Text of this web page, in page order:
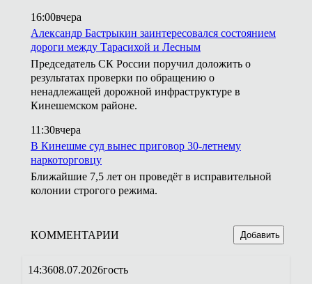
16:00вчера
Александр Бастрыкин заинтересовался состоянием
дороги между Тарасихой и Лесным
Председатель СК России поручил доложить о
результатах проверки по обращению о
ненадлежащей дорожной инфраструктуре в
Кинешемском районе.
11:30вчера
В Кинешме суд вынес приговор 30-летнему
наркоторговцу
Ближайшие 7,5 лет он проведёт в исправительной
колонии строгого режима.
КОММЕНТАРИИ Добавить
14:3608.07.2026гость